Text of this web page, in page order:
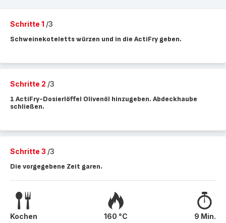
Schritte 1 /3
Schweinekoteletts würzen und in die ActiFry geben.
Schritte 2 /3
1 ActiFry-Dosierlöffel Olivenöl hinzugeben. Abdeckhaube
schließen.
Schritte 3 /3
Die vorgegebene Zeit garen.
Kochen 160 °C 9 Min.